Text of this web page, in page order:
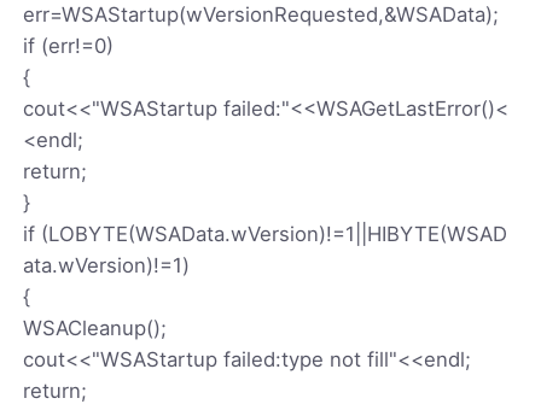
err=WSAStartup(wVersionRequested,&WSAData);
if (err!=0)
{
cout<<"WSAStartup failed:"<<WSAGetLastError()<
<endl;
return;
}
if (LOBYTE(WSAData.wVersion)!=1||HIBYTE(WSAD
ata.wVersion)!=1)
{
WSACleanup();
cout<<"WSAStartup failed:type not fill"<<endl;
return;